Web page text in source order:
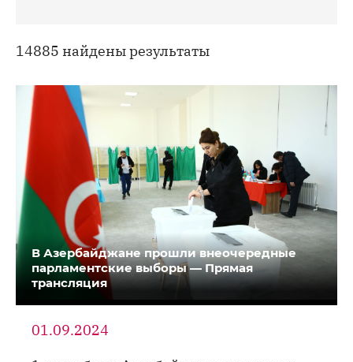
14885 найдены результаты
В Азербайджане прошли внеочередные
парламентские выборы — Прямая
трансляция
01.09.2024